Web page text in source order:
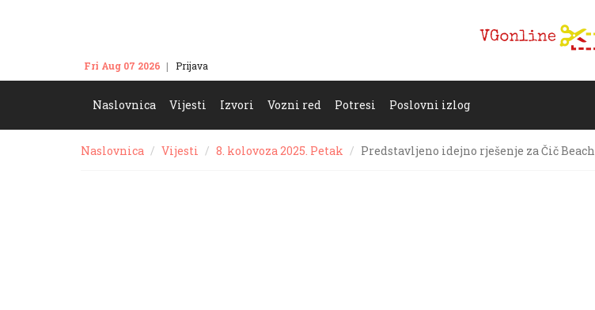
Fri Aug 07 2026 Prijava
Naslovnica Vijesti Izvori Vozni red Potresi Poslovni izlog
Naslovnica Vijesti 8. kolovoza 2025. Petak Predstavljeno idejno rješenje za Čič Beach